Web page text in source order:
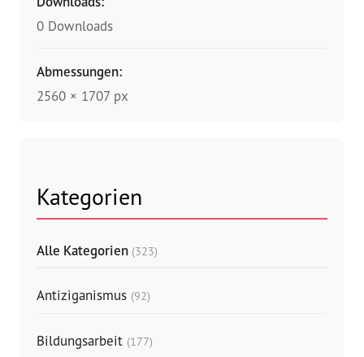
Kategorien
Alle Kategorien (323)
Antiziganismus (92)
Bildungsarbeit (177)
0 Downloads
Abmessungen:
2560 × 1707 px